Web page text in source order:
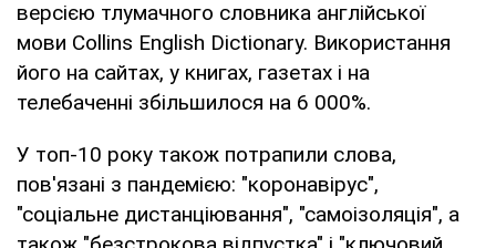
версією тлумачного словника англійської
мови Collins English Dictionary. Використання
його на сайтах, у книгах, газетах і на
телебаченні збільшилося на 6 000%.
У топ-10 року також потрапили слова,
пов'язані з пандемією: "коронавірус",
"соціальне дистанціювання", "самоізоляція", а